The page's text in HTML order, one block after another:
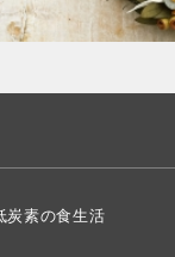
炭素の食生活